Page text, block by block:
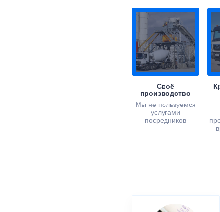
Своё
производство
Мы не пользуемся
услугами
посредников